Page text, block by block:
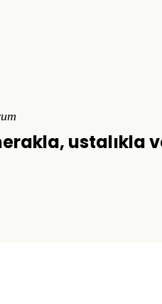
ustalıkla